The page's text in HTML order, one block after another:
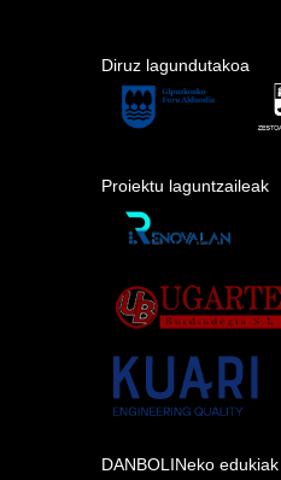
Diruz lagundutakoa
Proiektu laguntzaileak
DANBOLINeko